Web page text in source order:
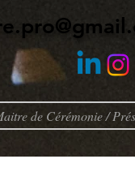
de Cérémonie /